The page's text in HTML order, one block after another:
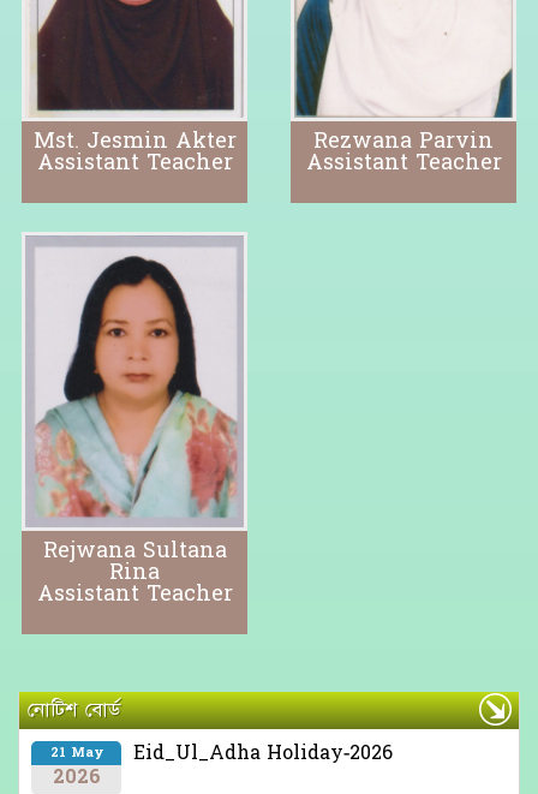
Mst. Jesmin Akter
Assistant Teacher
Rezwana Parvin
Assistant Teacher
Rejwana Sultana
Rina
Assistant Teacher
নোটিশ বোর্ড
21 May
2026
Eid_Ul_Adha Holiday-2026